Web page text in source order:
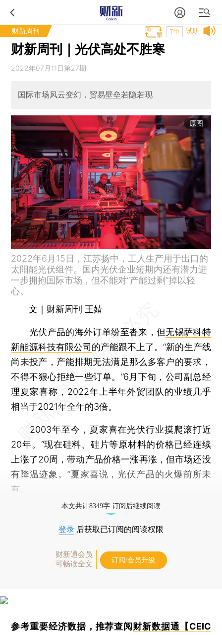
财新周刊 试听
T中
财新周刊｜光伏高处不胜寒
2022年07月11日第27期
国际市场风云变幻，贸易壁垒若隐若现
原图
2022年6月15日，江苏扬中，工人生产用于出口的
太阳能光伏组件。国内光伏企业短期内还有潜力进
一步拥抱国际市场，但不能对“产能过剩”掉以轻
心。
文｜财新周刊 王婧
光伏产品的海外订单纷至沓来，但无锡萨科特
新能源科技有限公司的产能跟不上了。“新的生产线
尚未投产，产能排期无法满足那么多客户的要求，
不得不狠心拒绝一些订单。”6月下旬，公司副总经
理夏家喜称，2022年上半年外贸团队的业绩几乎
相当于2021年全年的3倍。
2003年至今，夏家喜在光伏行业摸爬滚打近
20年。“现在硅料、硅片等原材料的价格已经连续
上涨了20周，带动产品价格一涨再涨，但市场还没
有降温迹象。”夏家喜说，光伏产品的火爆前所未
有。
本文共计8349字 订阅后继续阅读
登录 后获取已订阅的阅读权限
财新通会员
可畅读全文
订阅/会员升级
参考重要经济数据，推荐查阅财新数据通【CEIC